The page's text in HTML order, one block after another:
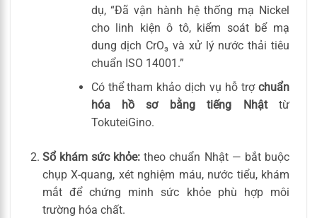
dụ, “Đã vận hành hệ thống mạ Nickel
cho linh kiện ô tô, kiểm soát bể mạ
dung dịch CrO₃ và xử lý nước thải tiêu
chuẩn ISO 14001.”
Có thể tham khảo dịch vụ hỗ trợ chuẩn
hóa hồ sơ bằng tiếng Nhậttừ
TokuteiGino.
Sổ khám sức khỏe: theo chuẩn Nhật — bắt buộc
chụp X-quang, xét nghiệm máu, nước tiểu, khám
mắt để chứng minh sức khỏe phù hợp môi
trường hóa chất.